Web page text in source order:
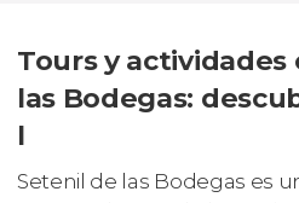
Tours y actividades
las Bodegas:
l
Setenil de las Bodegas es